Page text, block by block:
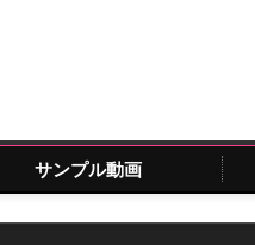
サンプル動画